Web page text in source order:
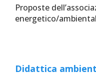
Proposte
energetico/
Didattica